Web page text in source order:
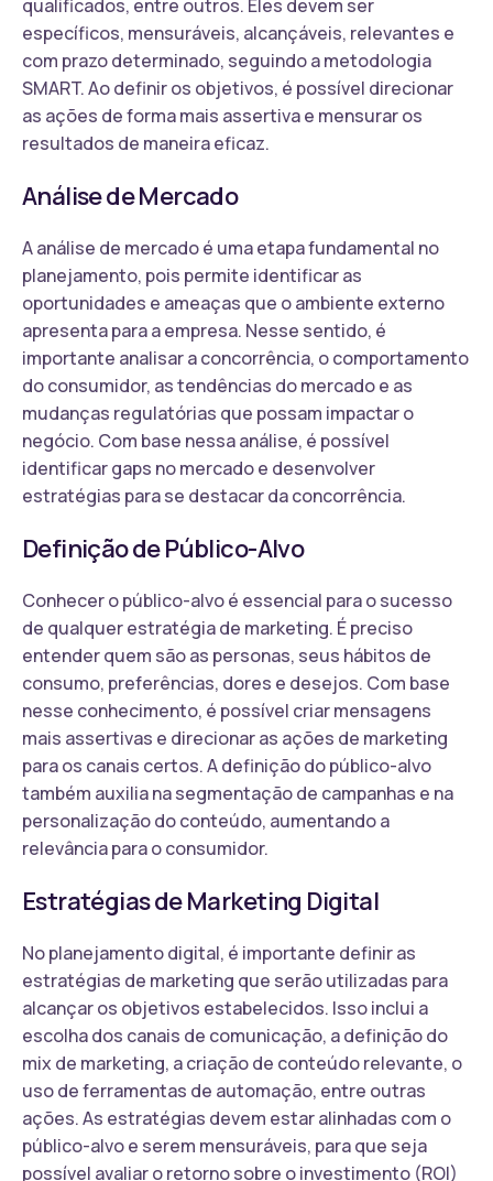
qualificados, entre outros. Eles devem ser
específicos, mensuráveis, alcançáveis, relevantes e
com prazo determinado, seguindo a metodologia
SMART. Ao definir os objetivos, é possível direcionar
as ações de forma mais assertiva e mensurar os
resultados de maneira eficaz.
Análise de Mercado
A análise de mercado é uma etapa fundamental no
planejamento, pois permite identificar as
oportunidades e ameaças que o ambiente externo
apresenta para a empresa. Nesse sentido, é
importante analisar a concorrência, o comportamento
do consumidor, as tendências do mercado e as
mudanças regulatórias que possam impactar o
negócio. Com base nessa análise, é possível
identificar gaps no mercado e desenvolver
estratégias para se destacar da concorrência.
Definição de Público-Alvo
Conhecer o público-alvo é essencial para o sucesso
de qualquer estratégia de marketing. É preciso
entender quem são as personas, seus hábitos de
consumo, preferências, dores e desejos. Com base
nesse conhecimento, é possível criar mensagens
mais assertivas e direcionar as ações de marketing
para os canais certos. A definição do público-alvo
também auxilia na segmentação de campanhas e na
personalização do conteúdo, aumentando a
relevância para o consumidor.
Estratégias de Marketing Digital
No planejamento digital, é importante definir as
estratégias de marketing que serão utilizadas para
alcançar os objetivos estabelecidos. Isso inclui a
escolha dos canais de comunicação, a definição do
mix de marketing, a criação de conteúdo relevante, o
uso de ferramentas de automação, entre outras
ações. As estratégias devem estar alinhadas com o
público-alvo e serem mensuráveis, para que seja
possível avaliar o retorno sobre o investimento (ROI)